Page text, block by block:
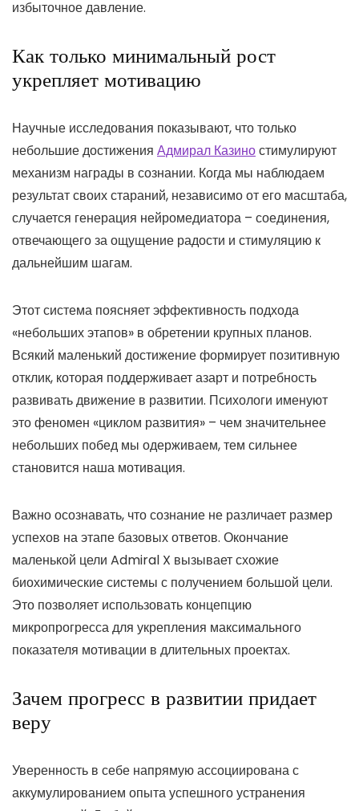
избыточное давление.
Как только минимальный рост
укрепляет мотивацию
Научные исследования показывают, что только
небольшие достижения Адмирал Казиностимулируют
механизм награды в сознании. Когда мы наблюдаем
результат своих стараний, независимо от его масштаба,
случается генерация нейромедиатора – соединения,
отвечающего за ощущение радости и стимуляцию к
дальнейшим шагам.
Этот система поясняет эффективность подхода
«небольших этапов» в обретении крупных планов.
Всякий маленький достижение формирует позитивную
отклик, которая поддерживает азарт и потребность
развивать движение в развитии. Психологи именуют
это феномен «циклом развития» – чем значительнее
небольших побед мы одерживаем, тем сильнее
становится наша мотивация.
Важно осознавать, что сознание не различает размер
успехов на этапе базовых ответов. Окончание
маленькой цели Admiral X вызывает схожие
биохимические системы с получением большой цели.
Это позволяет использовать концепцию
микропрогресса для укрепления максимального
показателя мотивации в длительных проектах.
Зачем прогресс в развитии придает
веру
Уверенность в себе напрямую ассоциирована с
аккумулированием опыта успешного устранения